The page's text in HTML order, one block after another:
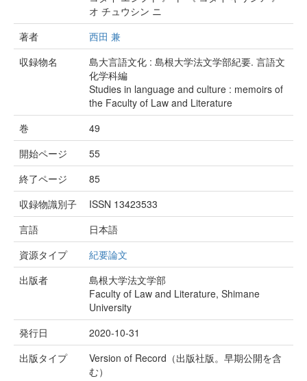
オ チュウシン ニ
著者
西田 兼
収録物名
島大言語文化 : 島根大学法文学部紀要. 言語文
化学科編
Studies in language and culture : memoirs of
the Faculty of Law and Literature
巻
49
開始ページ
55
終了ページ
85
収録物識別子
ISSN 13423533
言語
日本語
資源タイプ
紀要論文
出版者
島根大学法文学部
Faculty of Law and Literature, Shimane
University
発行日
2020-10-31
出版タイプ
Version of Record（出版社版。早期公開を含
む）